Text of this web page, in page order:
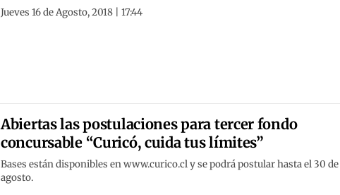
Jueves 16 de Agosto, 2018 | 17:44
Abiertas las postulaciones para tercer fondo
concursable “Curicó, cuida tus límites”
Bases están disponibles en www.curico.cl y se podrá postular hasta el 30 de
agosto.